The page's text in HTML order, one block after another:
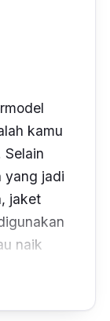
kamu
Selain
yang jadi
jaket
naik
hitam